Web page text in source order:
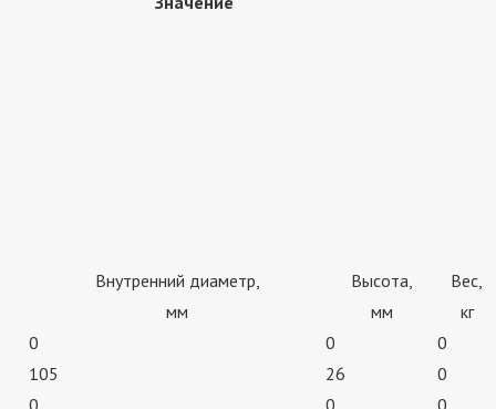
Внутренний диаметр,
мм
Высота,
мм
Вес,
кг
0 0
0
105 26
0